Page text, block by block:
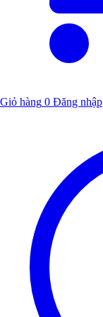
Giỏ hàng 0 Đăng nhập